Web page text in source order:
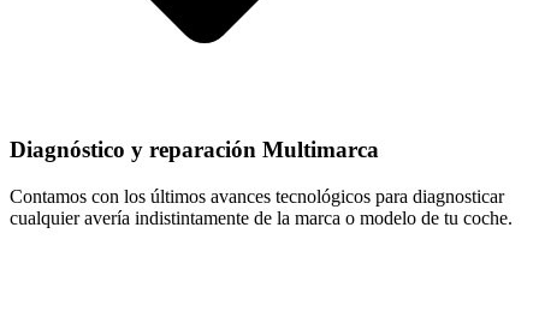
Diagnóstico y reparación Multimarca
Contamos con los últimos avances tecnológicos para diagnosticar
cualquier avería indistintamente de la marca o modelo de tu coche.